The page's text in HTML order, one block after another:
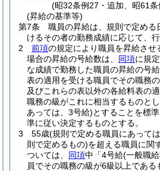
(昭32条例27・追加、昭61
(昇給の基準等)
第7条
職員の昇給は、規則で定める
けるその者の勤務成績に応じて、行
2
前項の規定により職員を昇給させ
場合の昇給の号給数は、 同項に規
な成績で勤務した職員の昇給の号
表の適用を受ける職員でその職務
及びこれらの表以外の各給料表の
職務の級がこれに相当するものと
あっては、3号給)とすることを標
準に従い決定するものとする。
3
55歳(規則で定める職員にあって
則で定めるもの)を超える職員に関
ついては、 同項中「4号給(一般職
員でその職務の級が6級以上であ